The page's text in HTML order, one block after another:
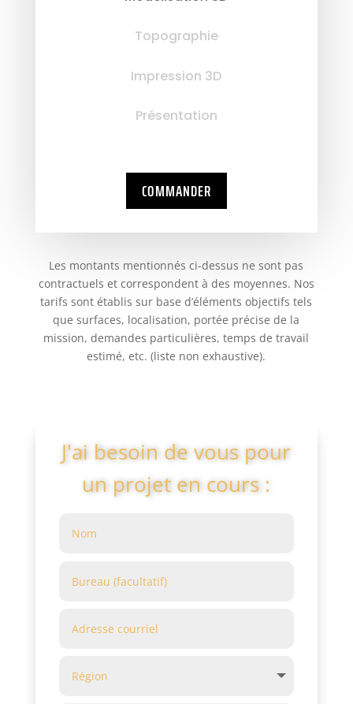
Topographie
Impression 3D
Présentation
COMMANDER
Les montants mentionnés ci-dessus ne sont pas
contractuels et correspondent à des moyennes. Nos
tarifs sont établis sur base d’éléments objectifs tels
que surfaces, localisation, portée précise de la
mission, demandes particulières, temps de travail
estimé, etc. (liste non exhaustive).
J'ai besoin de vous pour
un projet en cours :